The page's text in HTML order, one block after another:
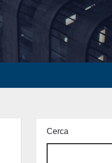
Cerca